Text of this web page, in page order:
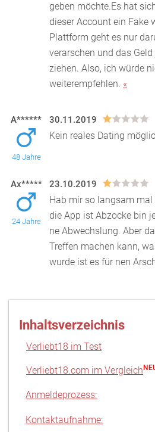
geben möchte.Es hat
dieser Account ein Fake
Plattform geht es nur
verarschen und das
ziehen. Also, ich würde
weiterempfehlen. «
A******
48 Jahre
30.11.2019
Kein reales Dating
Ax*****
24 Jahre
23.10.2019
Hab mir so langsam mal
die App ist Abzocke bin
ne Abwechslung. Aber
Treffen machen kann,
wurde ist es für nen
Inhaltsverzeichnis
Verliebt18 im Test
Verliebt18.com im Vergleich
Anmeldeprozess:
Kontaktaufnahme: